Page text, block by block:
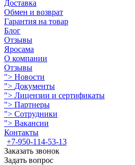
Доставка
Обмен и возврат
Гарантия на товар
Блог
Отзывы
Яросама
О компании
Отзывы
"> Новости
"> Документы
"> Лицензии и сертификаты
"> Партнеры
"> Сотрудники
"> Вакансии
Контакты
+7-950-114-53-13
Заказать звонок
Задать вопрос